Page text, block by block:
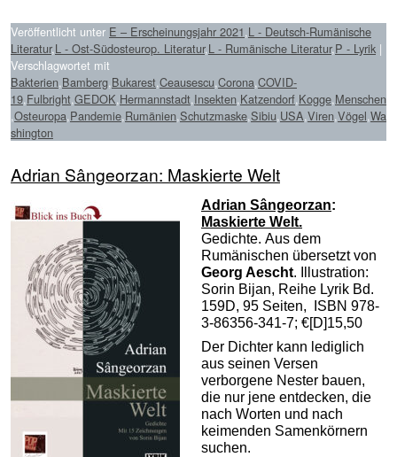
Veröffentlicht unter E – Erscheinungsjahr 2021,L - Deutsch-Rumänische
Literatur,L - Ost-Südosteurop. Literatur,L - Rumänische Literatur,P - Lyrik |
Verschlagwortet mit
Bakterien,Bamberg,Bukarest,Ceausescu,Corona,COVID-
19,Fulbright,GEDOK,Hermannstadt,Insekten,Katzendorf,Kogge,Menschen
,Osteuropa,Pandemie,Rumänien,Schutzmaske,Sibiu,USA,Viren,Vögel,Wa
shington
Adrian Sângeorzan: Maskierte Welt
Adrian Sângeorzan:
Maskierte Welt.
Gedichte. Aus dem
Rumänischen übersetzt von
Georg Aescht. Illustration:
Sorin Bijan, Reihe Lyrik Bd.
159D, 95 Seiten, ISBN 978-
3-86356-341-7; €[D]15,50
Der Dichter kann lediglich
aus seinen Versen
verborgene Nester bauen,
die nur jene entdecken, die
nach Worten und nach
keimenden Samenkörnern
suchen.